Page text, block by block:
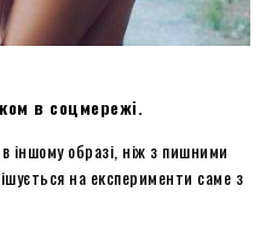
в соцмережі.
іншому образі, ніж з пишними
на експерименти саме з